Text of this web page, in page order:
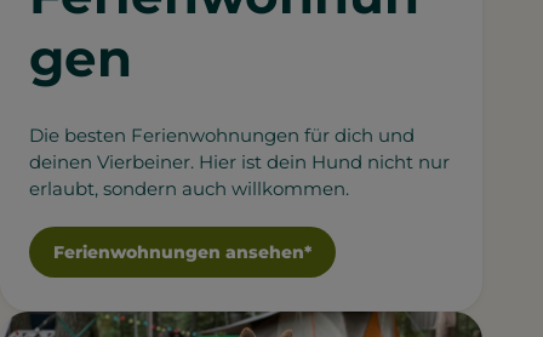
gen
Die besten Ferienwohnungen für dich und
deinen Vierbeiner. Hier ist dein Hund nicht nur
erlaubt, sondern auch willkommen.
Ferienwohnungen ansehen*